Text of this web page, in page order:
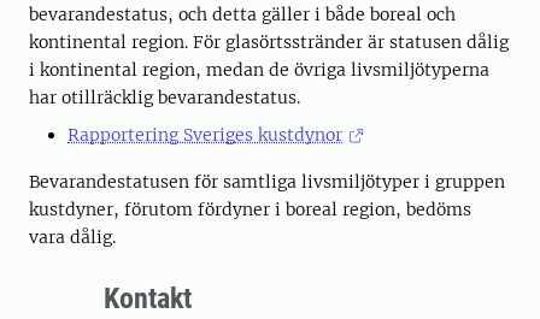
bevarandestatus, och detta gäller i både boreal och
kontinental region. För glasörtsstränder är statusen dålig
i kontinental region, medan de övriga livsmiljötyperna
har otillräcklig bevarandestatus.
Rapportering Sveriges kustdynor
Bevarandestatusen för samtliga livsmiljötyper i gruppen
kustdyner, förutom fördyner i boreal region, bedöms
vara dålig.
Kontakt